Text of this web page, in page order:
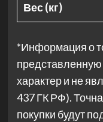
Вес (кг)
*Информация о
представленную
характер и не
437 ГК РФ).
покупки будут